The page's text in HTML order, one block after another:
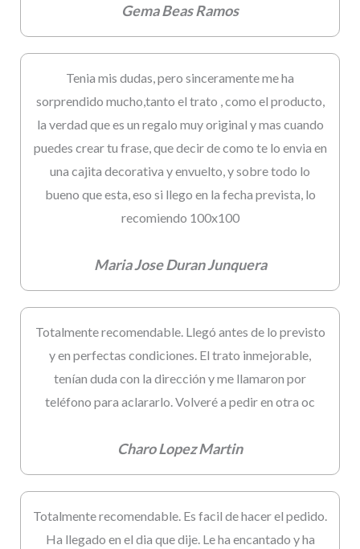
Gema Beas Ramos
Tenia mis dudas, pero sinceramente me ha
sorprendido mucho,tanto el trato , como el producto,
la verdad que es un regalo muy original y mas cuando
puedes crear tu frase, que decir de como te lo envia en
una cajita decorativa y envuelto, y sobre todo lo
bueno que esta, eso si llego en la fecha prevista, lo
recomiendo 100x100
Maria Jose Duran Junquera
Totalmente recomendable. Llegó antes de lo previsto
y en perfectas condiciones. El trato inmejorable,
tenían duda con la dirección y me llamaron por
teléfono para aclararlo. Volveré a pedir en otra oc
Charo Lopez Martin
Totalmente recomendable. Es facil de hacer el pedido.
Ha llegado en el dia que dije. Le ha encantado y ha